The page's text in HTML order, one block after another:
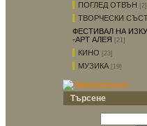
ПОГЛЕД ОТВЪН [2]
ТВОРЧЕСКИ
ФЕСТИВАЛ НА
-АРТ АЛЕЯ
[21]
КИНО [23]
МУЗИКА [19]
Търсене